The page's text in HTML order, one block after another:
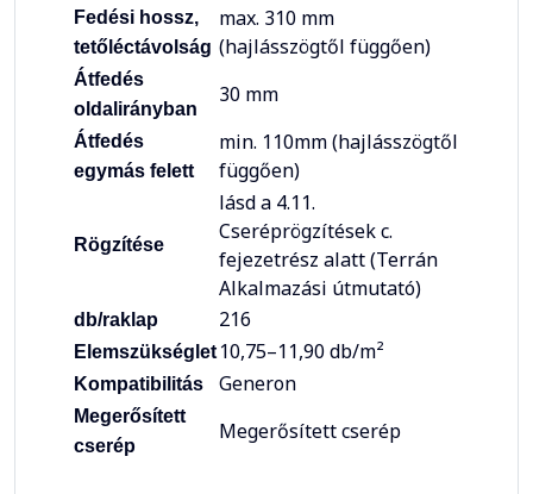
Fedési hossz,
tetőléctávolság
max. 310 mm
(hajlásszögtől függően)
Átfedés
oldalirányban
30 mm
Átfedés
egymás felett
min. 110mm (hajlásszögtől
függően)
Rögzítése
lásd a 4.11.
Cseréprögzítések c.
fejezetrész alatt (Terrán
Alkalmazási útmutató)
db/raklap 216
Elemszükséglet 10,75–11,90 db/m²
Kompatibilitás Generon
Megerősített
cserép
Megerősített cserép